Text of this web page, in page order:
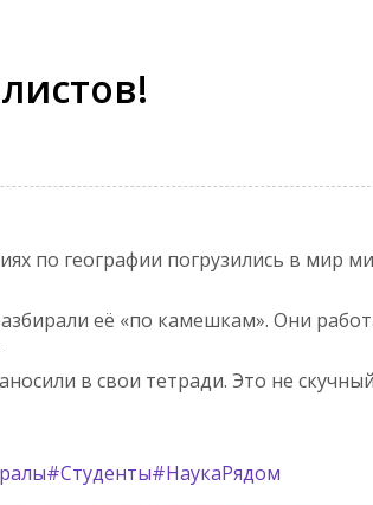
по географии погрузились в мир
её «по камешкам». Они
в свои тетради. Это не
#Студенты#НаукаРядом